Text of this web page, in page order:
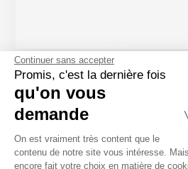
Continuer sans accepter
Promis, c'est la dernière fois
qu'on vous
demande
Plateforme de
On est vraiment très content que le
contenu de notre site vous intéresse.
encore fait votre choix en matière de
Quels matériaux sont
alu
reste le meilleur choix
durabilité et l'absence